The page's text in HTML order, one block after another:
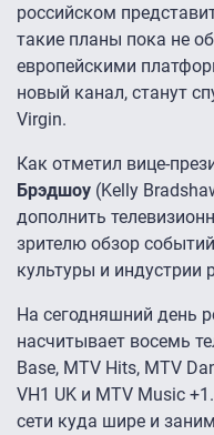
российском
такие планы пока не
европейскими
новый канал, станут
Virgin.
Как отметил вице-
Брэдшоу (Kelly
дополнить
зрителю обзор
культуры и индустрии
На сегодняшний день
насчитывает восемь
Base, MTV Hits, MTV
VH1 UK и MTV Music
сети куда шире и